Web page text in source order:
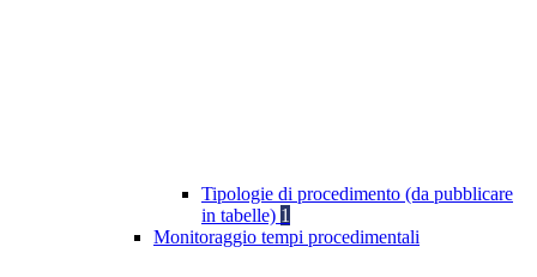
Tipologie di procedimento (da pubblicare
in tabelle) 1
Monitoraggio tempi procedimentali